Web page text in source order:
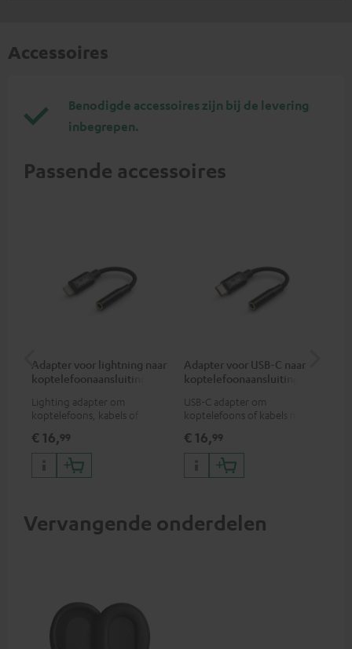
Accessoires
Benodigde accessoires zijn bij de levering
inbegrepen.
Passende accessoires
Adapter voor lightning naar
koptelefoonaansluiting
Lighting adapter om
koptelefoons, kabels of
jack plug aan te sluiten op
iPhone, iPad, iPod etc., MFI
gecertificeerd, 100%
compatibel
€ 16,99
Adapter voor USB-C naar
koptelefoonaansluiting
USB-C adapter om
koptelefoons of kabels met
op Android smartphones etc.
€ 16,99
Vervangende onderdelen